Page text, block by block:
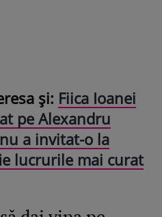
și: Fiica Ioanei
pe Alexandru
a invitat-o la
lucrurile mai curat